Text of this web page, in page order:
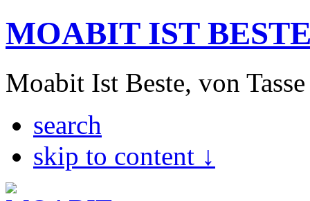
MOABIT IST
Moabit Ist Beste, von
search
skip to content ↓